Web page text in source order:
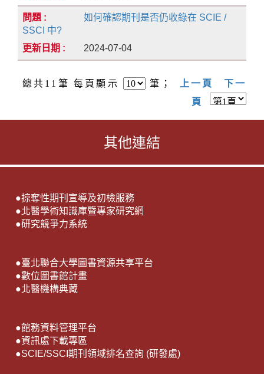
如何確認期刊是否仍收錄在 SCIE /
SSCI 中?
2024-07-04
總共 11 筆 每頁顯示 筆； 上一頁
下一
頁
其他連結
●掠奪性期刊宣導及初檢服務
●北醫學術知識庫暨專家研究網
●研究競爭力系統
●臺北聯合大學圖書資源共享平台
●數位圖書館計畫
●北醫機構典藏
●館務資料管理平台
●資訊處下載專區
●SCIE/SSCI期刊領域排名查詢 (研發處)